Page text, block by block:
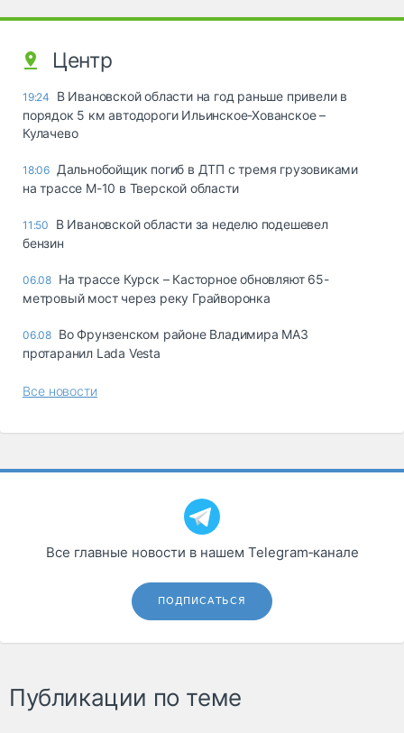
Центр
19:24
В Ивановской области на год раньше привели в
порядок 5 км автодороги Ильинское-Хованское –
Кулачево
18:06 Дальнобойщик погиб в ДТП с тремя грузовиками
на трассе М-10 в Тверской области
11:50
В Ивановской области за неделю подешевел
бензин
06.08 На трассе Курск – Касторное обновляют 65-
метровый мост через реку Грайворонка
06.08 Во Фрунзенском районе Владимира МАЗ
протаранил Lada Vesta
Все новости
Все главные новости в нашем Telegram‑канале
ПОДПИСАТЬСЯ
Публикации по теме